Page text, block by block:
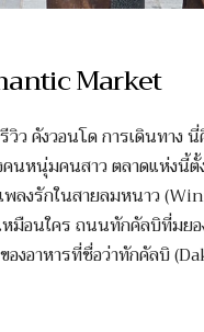
Market
คังวอนโด การเดินทาง นี่
นหนุ่มคนสาว ตลาดแห่ง
เพลงรักในสายลมหนาว
มือนใคร ถนนทักคัลบิที่มย
อาหารที่ชื่อว่าทักคัลบิ